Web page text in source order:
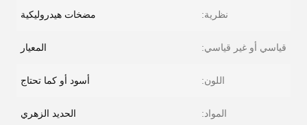
نظرية: مضخات هيدروليكية
قياسي أو غير قياسي: المعيار
اللون: أسود أو كما تحتاج
المواد: الحديد الزهري